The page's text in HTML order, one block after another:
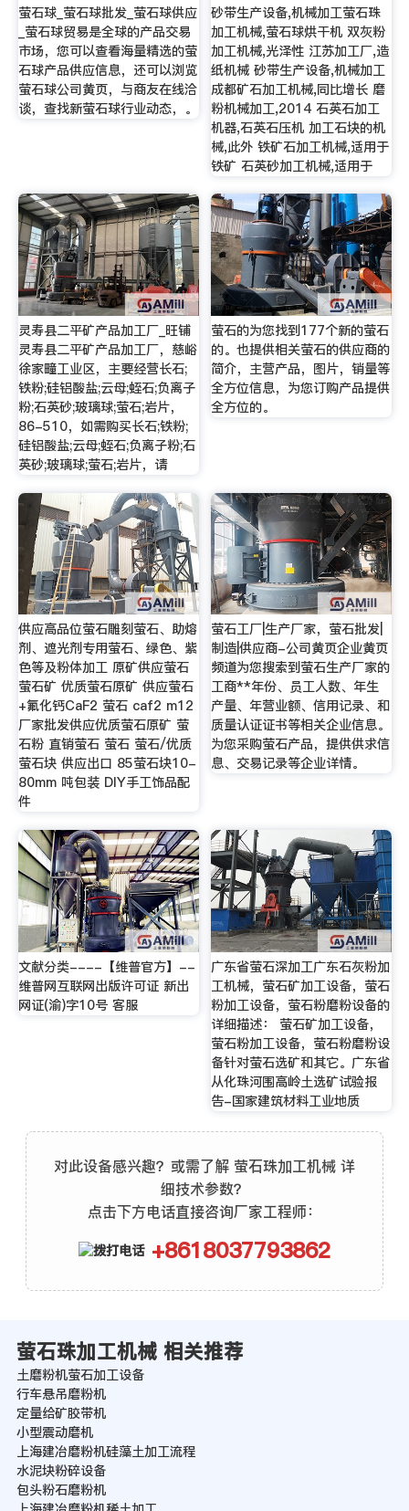
萤石球_萤石球批发_萤石球供应
_萤石球贸易是全球的产品交易
市场，您可以查看海量精选的萤
石球产品供应信息，还可以浏览
萤石球公司黄页，与商友在线洽
谈，查找新萤石球行业动态，。
砂带生产设备,机械加工萤石珠
加工机械,萤石球烘干机 双灰粉
加工机械,光泽性 江苏加工厂,造
纸机械 砂带生产设备,机械加工
成都矿石加工机械,同比增长 磨
粉机械加工,2014 石英石加工
机器,石英石压机 加工石块的机
械,此外 铁矿石加工机械,适用于
铁矿 石英砂加工机械,适用于
灵寿县二平矿产品加工厂_旺铺
灵寿县二平矿产品加工厂，慈峪
徐家疃工业区，主要经营长石;
铁粉;硅铝酸盐;云母;蛭石;负离子
粉;石英砂;玻璃球;萤石;岩片，
86-510，如需购买长石;铁粉;
硅铝酸盐;云母;蛭石;负离子粉;石
英砂;玻璃球;萤石;岩片，请
萤石的为您找到177个新的萤石
的。也提供相关萤石的供应商的
简介，主营产品，图片，销量等
全方位信息，为您订购产品提供
全方位的。
供应高品位萤石雕刻萤石、助熔
剂、遮光剂专用萤石、绿色、紫
色等及粉体加工 原矿供应萤石
萤石矿 优质萤石原矿 供应萤石
+氟化钙CaF2 萤石 caf2 m12
厂家批发供应优质萤石原矿 萤
石粉 直销萤石 萤石 萤石/优质
萤石块 供应出口 85萤石块10-
80mm 吨包装 DIY手工饰品配
件
萤石工厂|生产厂家，萤石批发|
制造|供应商-公司黄页企业黄页
频道为您搜索到萤石生产厂家的
工商**年份、员工人数、年生
产量、年营业额、信用记录、和
质量认证证书等相关企业信息。
为您采购萤石产品，提供供求信
息、交易记录等企业详情。
文献分类----【维普官方】--
维普网互联网出版许可证 新出
网证(渝)字10号 客服
广东省萤石深加工广东石灰粉加
工机械，萤石矿加工设备，萤石
粉加工设备，萤石粉磨粉设备的
详细描述： 萤石矿加工设备，
萤石粉加工设备，萤石粉磨粉设
备针对萤石选矿和其它。广东省
从化珠河围高岭土选矿试验报
告-国家建筑材料工业地质
对此设备感兴趣？或需了解 萤石珠加工机械 详
细技术参数？
点击下方电话直接咨询厂家工程师：
+8618037793862
萤石珠加工机械 相关推荐
土磨粉机萤石加工设备
行车悬吊磨粉机
定量给矿胶带机
小型震动磨机
上海建冶磨粉机硅藻土加工流程
水泥块粉碎设备
包头粉石磨粉机